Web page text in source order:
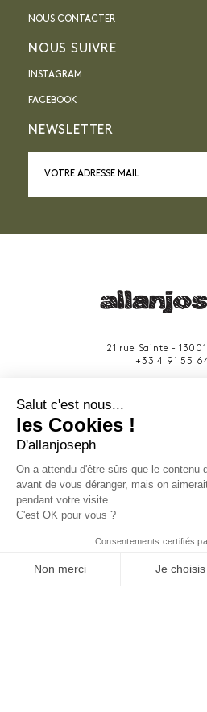
NOUS CONTACTER
NOUS SUIVRE
INSTAGRAM
FACEBOOK
NEWSLETTER
21 rue Sainte -
+33 4 91 55
Provence-
Salut c'est nous...
les Cookies !
D'allanjoseph
On a attendu d'être sûrs que le contenu
avant de vous déranger, mais on
pendant votre visite...
C'est OK pour vous ?
Consentements certifiés
Non merci Je choisis